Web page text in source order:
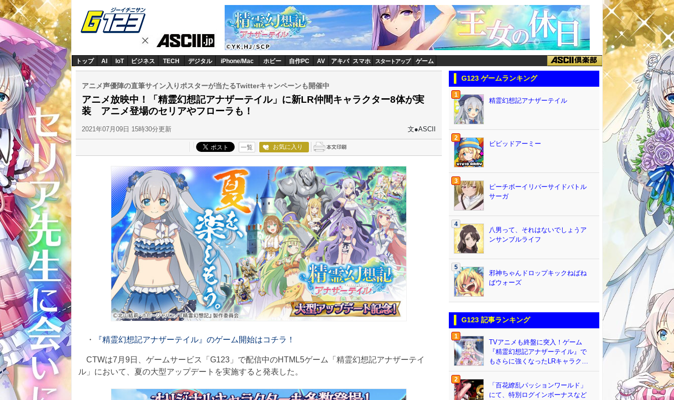
トップ AI IoT ビジネス TECH デジタル iPhone/Mac ホビー 自作PC AV アキバ スマホ スタートアップ ゲーム
アニメ声優陣の直筆サイン入りポスターが当たるTwitterキャンペーンも開催中
アニメ放映中！「精霊幻想記アナザーテイル」に新LR仲間キャラクター8体が実
装 アニメ登場のセリアやフローラも！
2021年07月09日 15時30分更新 文●ASCII
一覧 お気に入り
・ 『精霊幻想記アナザーテイル』のゲーム開始はコチラ！
CTWは7月9日、ゲームサービス「G123」で配信中のHTML5ゲーム「精霊幻想記アナザーテイ
ル」において、夏の大型アップデートを実施すると発表した。
G123 ゲームランキング
1
精霊幻想記アナザーテイル
2
ビビッドアーミー
3
ピーチボーイリバーサイドバトル
サーガ
4
八男って、それはないでしょうア
ンサンブルライフ
5
邪神ちゃんドロップキックねばね
ばウォーズ
G123 記事ランキング
1
TVアニメも終盤に突入！ゲーム
『精霊幻想記アナザーテイル』で
もさらに強くなったLRキャラク…
2
「百花繚乱パッションワールド」
にて、特別ログインボーナスなど